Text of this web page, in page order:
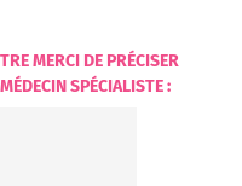
MERCI DE PRÉCISER
SPÉCIALISTE :